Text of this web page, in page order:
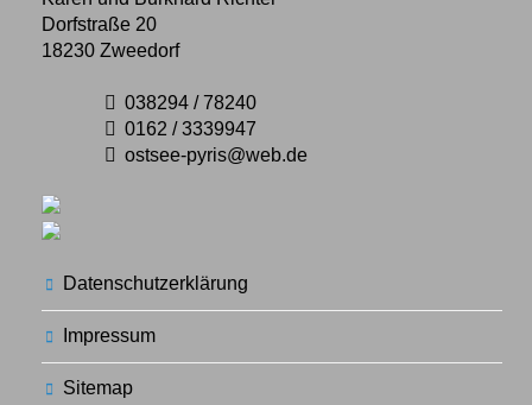
Dorfstraße 20
18230 Zweedorf
038294 / 78240
0162 / 3339947
ostsee-pyris@web.de
Datenschutzerklärung
Impressum
Sitemap